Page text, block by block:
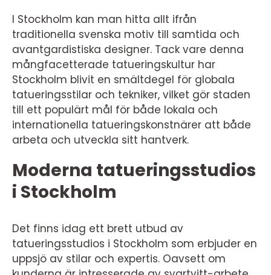
I Stockholm kan man hitta allt ifrån
traditionella svenska motiv till samtida och
avantgardistiska designer. Tack vare denna
mångfacetterade tatueringskultur har
Stockholm blivit en smältdegel för globala
tatueringsstilar och tekniker, vilket gör staden
till ett populärt mål för både lokala och
internationella tatueringskonstnärer att både
arbeta och utveckla sitt hantverk.
Moderna tatueringsstudios
i Stockholm
Det finns idag ett brett utbud av
tatueringsstudios i Stockholm som erbjuder en
uppsjö av stilar och expertis. Oavsett om